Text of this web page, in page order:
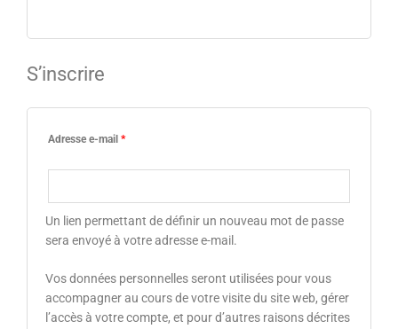
S’inscrire
Adresse e-mail *
Un lien permettant de définir un nouveau mot de passe
sera envoyé à votre adresse e-mail.
Vos données personnelles seront utilisées pour vous
accompagner au cours de votre visite du site web, gérer
l’accès à votre compte, et pour d’autres raisons décrites